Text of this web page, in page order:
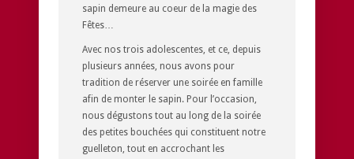
sapin demeure au coeur de la magie des
Fêtes…
Avec nos trois adolescentes, et ce, depuis
plusieurs années, nous avons pour
tradition de réserver une soirée en famille
afin de monter le sapin. Pour l’occasion,
nous dégustons tout au long de la soirée
des petites bouchées qui constituent notre
guelleton, tout en accrochant les